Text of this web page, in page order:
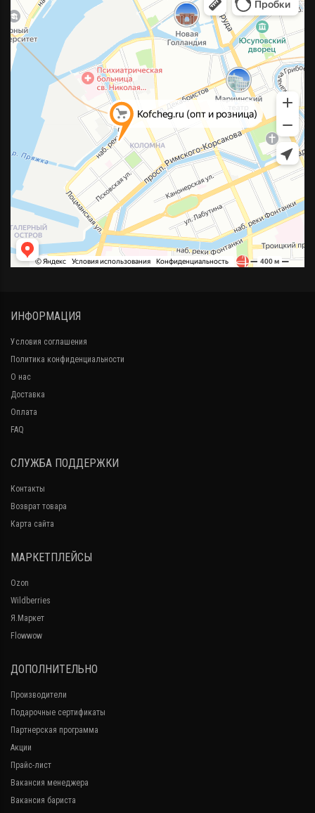
ИНФОРМАЦИЯ
Условия соглашения
Политика конфиденциальности
О нас
Доставка
Оплата
FAQ
СЛУЖБА ПОДДЕРЖКИ
Контакты
Возврат товара
Карта сайта
МАРКЕТПЛЕЙСЫ
Ozon
Wildberries
Я.Маркет
Flowwow
ДОПОЛНИТЕЛЬНО
Производители
Подарочные сертификаты
Партнерская программа
Акции
Прайс-лист
Вакансия менеджера
Вакансия бариста